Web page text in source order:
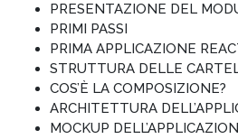
PRESENTAZIONE DEL
PRIMI PASSI
PRIMA APPLICAZIONE
STRUTTURA DELLE
COS’È LA COMPOSIZIONE?
ARCHITETTURA
MOCKUP